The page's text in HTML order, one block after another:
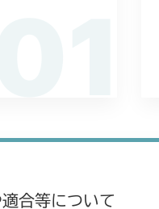
合等について